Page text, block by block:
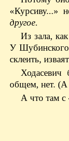
«Курсиву...»
другое.
Из зала,
У
склеить,
общем, нет. (А
А что там с